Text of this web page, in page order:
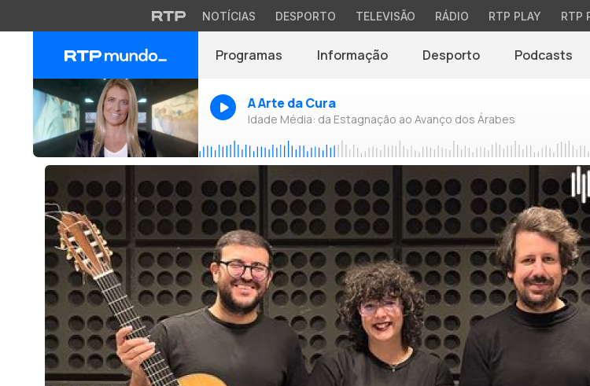
NOTÍCIAS DESPORTO TELEVISÃO RÁDIO RTP PLAY RTP
Programas Informação Desporto Podcasts
A Arte da Cura
Idade Média: da Estagnação ao Avanço dos Árabes